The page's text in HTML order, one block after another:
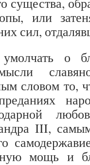
или
сил,
о
словом то,
III,
мощь и